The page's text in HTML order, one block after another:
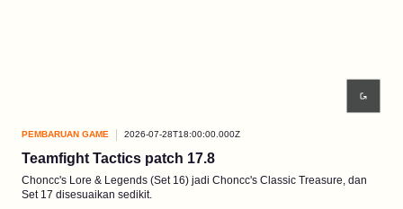
PEMBARUAN GAME 2026-07-28T18:00:00.000Z
Teamfight Tactics patch 17.8
Choncc's Lore & Legends (Set 16) jadi Choncc's Classic Treasure, dan
Set 17 disesuaikan sedikit.